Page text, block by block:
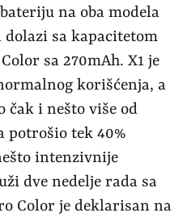
na oba modela
dolazi sa kapacitetom
sa 270mAh. X1 je
korišćenja, a
čak i nešto više od
potrošio tek 40%
intenzivnije
dve nedelje rada sa
Color je deklarisan na